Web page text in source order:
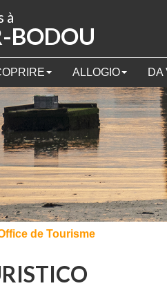
à
BODOU
ALLOGIO DA
de Tourisme